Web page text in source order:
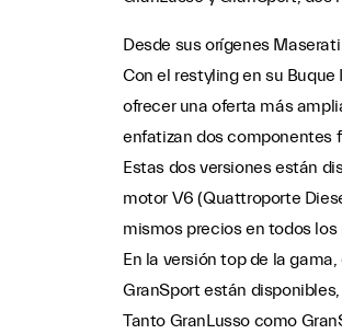
Desde sus orígenes
Con el restyling en su
ofrecer una oferta más
enfatizan dos componentes
Estas dos versiones están
motor V6 (Quattroporte
mismos precios en todos
En la versión top de la
GranSport están
Tanto GranLusso como